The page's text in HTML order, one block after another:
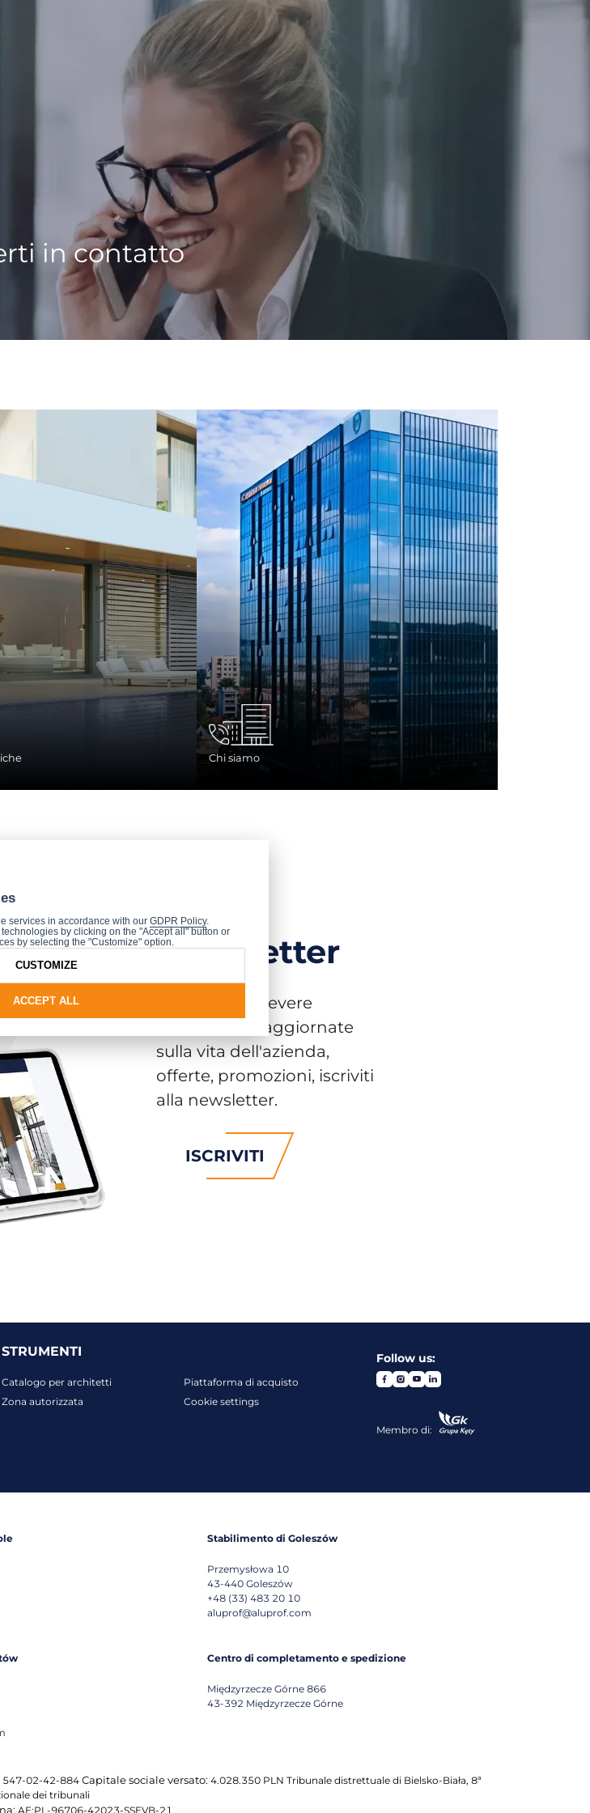
in contatto
Chi siamo
Newsletter
Se desideri ricevere
informazioni aggiornate
sulla vita dell'azienda,
offerte, promozioni, iscriviti
alla newsletter.
ISCRIVITI
STRUMENTI
Catalogo per architetti
Zona autorizzata
Piattaforma di acquisto
Cookie settings
Follow us:
Membro di:
Stabilimento di Goleszów
Przemysłowa 10
43-440 Goleszów
+48 (33) 483 20 10
aluprof@aluprof.com
Centro di completamento e spedizione
Międzyrzecze Górne 866
43-392 Międzyrzecze Górne
547-02-42-884 Capitale sociale versato: 4.028.350 PLN Tribunale distrettuale di Bielsko-Biała, 8ª
dei tribunali
AE:PL-96706-42023-SSEVB-21
services in accordance with our GDPR Policy.
by clicking on the "Accept all" button or
by selecting the "Customize" option.
ACCEPT ALL
CUSTOMIZE